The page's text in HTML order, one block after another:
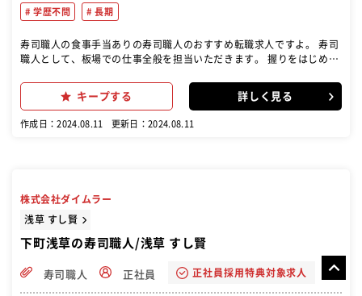
学歴不問 長期
寿司職人の食事手当ありの寿司職人のおすすめ転職求人ですよ。 寿司
職人として、板場での仕事全般を担当いただきます。 握りをはじめと
積んでいただけると思います。 これまで培ってきた実力を、存分に発
揮してください！
キープする 詳しく見る
作成日：2024.08.11 更新日：2024.08.11
株式会社ダイムラー
浅草 すし賢
下町浅草の寿司職人/浅草 すし賢
寿司職人 正社員 正社員採用特典対象求人